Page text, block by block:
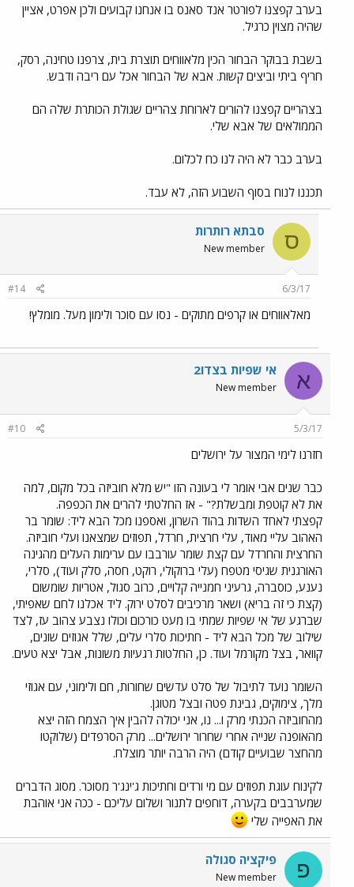
בערב קפצנו לפורטר אנד סאנס בו אנחנו קבועים ולכן אפרט, אציין
שהיה מצוין כרגיל.
בשבת בבוקר הבחור הכין מלאווחים תוצרת בית, צרפנו טחינה, רסק,
חריף ביתי וביצים קשות. אבא של הבחור אכל עם ריבה ודבש.
בצהריים קפצנו להורים לארוחת צהריים שגולת הכותרת שלה הם
הממולאים של אבא שלי.
בערב כבר לא היה לנו כח לכלום.
תכננו לנוח בסוף השבוע הזה, לא עבד.
ס סבתא רותרות
New member
6/3/17
#14
מאלאווחים או קרפים מתוקים - נסו עם סוכר ולימון מעל. מומלץ!
א אי שפיות בצדו2
New member
5/3/17
#10
חזרנו לימי המצור על ירושלים
כבר שנים אבי אומר לי בעונה הזו "יש מלא חוביזה בכל מקום, למה
את לא קוטפת ומבשלת?" - אז החלטתי להרים את הכפפה.
קפצתי לאחד השדות בהוד השרון, ואספנו מכל הבא ליד: שומר בר
האהוב עליי מאוד, עלי חרצית, חרדל, תפוזים שמצאנו ועלי חוביזה.
החרצית והחרדל עם קצת שומר עורבבו עם ערימות העלים מהגינה
האורגנית שגיסי מטפח (עלי ברוקולי, רוקט, חסה, סלק ועוד), סלרי,
נענע, כוסברה, גרעיני חמנייה קלויים, כרוב סגול, אטריות שומשום
(קצת כי זה בריא) ושאר מרכיבים לסלט ירוק. ליד אכלנו לחם שאפיתי,
שברגע של אי שפיות שמתי בו מעט כורכום וכולו נצבע צהוב עז, לצד
שילוב של מכל הבא ליד - חתיכות סלרי עלים, שלל אגוזים שונים,
קוואר, בצל מקורמל ועוד. כן, החלטות רגעיות משונות, אבל יצא טעים.
השומר נועד לתיבול של סלט עדשים שחורות, חם ולימוני, עם אגוזי
מלך, צימוקים, גבינת פטה ובצל מטוגן.
מהחוביזה הכנתי מרק ו... נו, אני יכולה להבין איך הצמח הזה יצא
מהאופנה שנייה אחרי שחרור ירושלים... מרק הסרפדים (שלוקטו
מהחצר שבועיים קודם) היה הרבה יותר מוצלח.
לקינוח עוגת תפוזים עם מי ורדים וחתיכות ג'ינג'ר מסוכר. מסוג הדברים
שמערבבים בקערה, דוחפים לתנור ושלום עליכם - ככה אני אוהבת
את האפייה שלי
פ פיקציה סגולה
New member